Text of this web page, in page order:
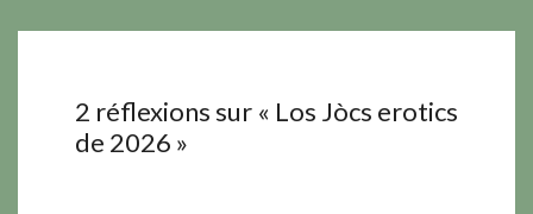
2 réflexions sur « Los Jòcs erotics
de 2026 »